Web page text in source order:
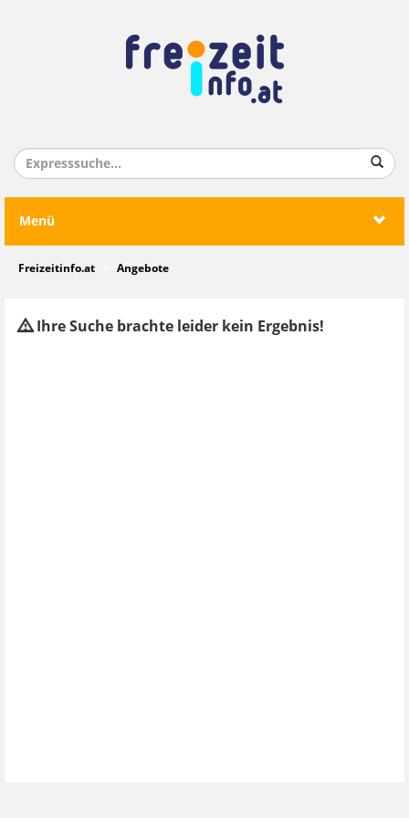
Menü
Freizeitinfo.at Angebote
Ihre Suche brachte leider kein Ergebnis!